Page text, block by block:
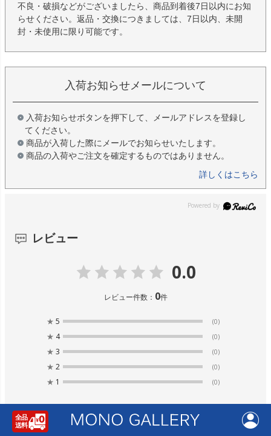
不良・破損などがございましたら、商品到着後7日以内にお知
らせください。返品・交換につきましては、7日以内、未開
封・未使用に限り可能です。
入荷お知らせメールについて
入荷お知らせボタンを押下して、メールアドレスを登録し
てください。
商品が入荷した際にメールでお知らせいたします。
商品の入荷やご注文を確定するものではありません。
詳しくはこちら
レビュー
0.0
レビュー件数： 0件
★ 5 (0)
★ 4 (0)
★ 3 (0)
★ 2 (0)
★ 1 (0)
レビューはありません。